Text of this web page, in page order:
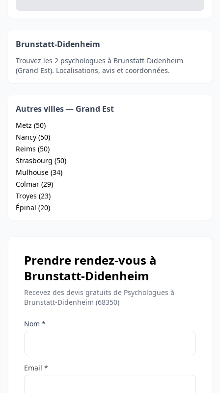
Brunstatt-Didenheim
Trouvez les 2 psychologues à Brunstatt-Didenheim
(Grand Est). Localisations, avis et coordonnées.
Autres villes — Grand Est
Metz (50)
Nancy (50)
Reims (50)
Strasbourg (50)
Mulhouse (34)
Colmar (29)
Troyes (23)
Épinal (20)
Prendre rendez-vous à
Brunstatt-Didenheim
Recevez des devis gratuits de Psychologues à
Brunstatt-Didenheim (68350)
Nom *
Email *